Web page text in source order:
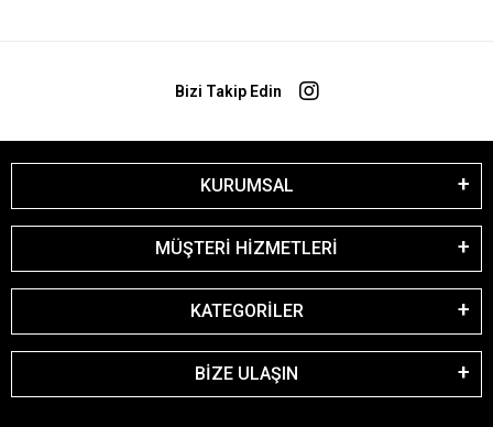
Bizi Takip Edin
KURUMSAL
MÜŞTERİ HİZMETLERİ
KATEGORİLER
BİZE ULAŞIN